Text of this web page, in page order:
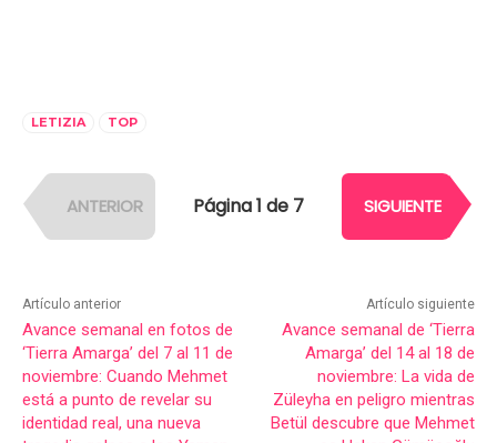
LETIZIA TOP
ANTERIOR Página 1 de 7 SIGUIENTE
Artículo anterior
Avance semanal en fotos de
‘Tierra Amarga’ del 7 al 11 de
noviembre: Cuando Mehmet
está a punto de revelar su
identidad real, una nueva
Artículo siguiente
Avance semanal de ‘Tierra
Amarga’ del 14 al 18 de
noviembre: La vida de
Züleyha en peligro mientras
Betül descubre que Mehmet